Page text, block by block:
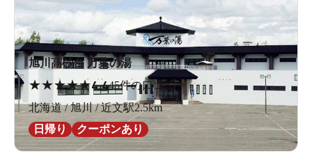
旭川高砂台 万葉の湯
★★★★★4.445件の口コミ
北海道 / 旭川 / 近文駅2.5km
日帰り
クーポンあり